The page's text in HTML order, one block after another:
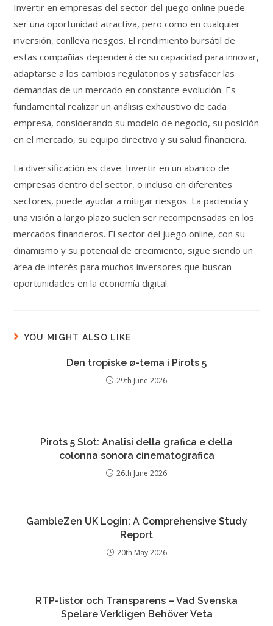
Invertir en empresas del sector del juego online puede
ser una oportunidad atractiva, pero como en cualquier
inversión, conlleva riesgos. El rendimiento bursátil de
estas compañías dependerá de su capacidad para innovar,
adaptarse a los cambios regulatorios y satisfacer las
demandas de un mercado en constante evolución. Es
fundamental realizar un análisis exhaustivo de cada
empresa, considerando su modelo de negocio, su posición
en el mercado, su equipo directivo y su salud financiera.
La diversificación es clave. Invertir en un abanico de
empresas dentro del sector, o incluso en diferentes
sectores, puede ayudar a mitigar riesgos. La paciencia y
una visión a largo plazo suelen ser recompensadas en los
mercados financieros. El sector del juego online, con su
dinamismo y su potencial de crecimiento, sigue siendo un
área de interés para muchos inversores que buscan
oportunidades en la economía digital.
YOU MIGHT ALSO LIKE
Den tropiske ø-tema i Pirots 5
29th June 2026
Pirots 5 Slot: Analisi della grafica e della
colonna sonora cinematografica
26th June 2026
GambleZen UK Login: A Comprehensive Study
Report
20th May 2026
RTP-listor och Transparens – Vad Svenska
Spelare Verkligen Behöver Veta